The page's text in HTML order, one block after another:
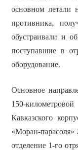
основном летали
противника,
обустраивали и
поступавшие в
оборудование.
Основное
150-
Кавказского
«Моран-парасоля»
отделение 1-го